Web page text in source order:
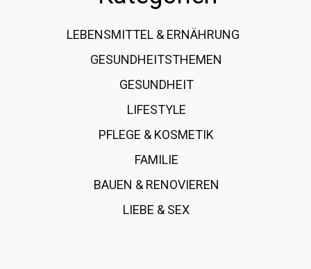
LEBENSMITTEL & ERNÄHRUNG
GESUNDHEITSTHEMEN
GESUNDHEIT
LIFESTYLE
PFLEGE & KOSMETIK
FAMILIE
BAUEN & RENOVIEREN
LIEBE & SEX